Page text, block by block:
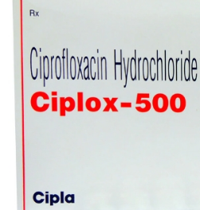
サイトマップ
良くある質問
プライバシーポリシー